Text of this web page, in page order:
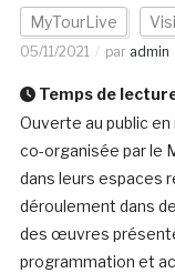
MyTourLive
05/11/2021 par admin
Temps de
Ouverte au public en
co-organisée par le
dans leurs espaces
déroulement dans
des œuvres
programmation et